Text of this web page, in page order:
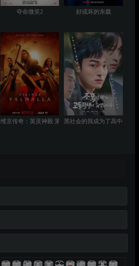
夺命微笑2 好或坏的东载
维京传奇：英灵神殿 第三季黑社会的我成为了高中生